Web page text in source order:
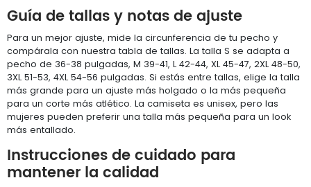
Guía de tallas y notas de ajuste
Para un mejor ajuste, mide la circunferencia de tu pecho y
compárala con nuestra tabla de tallas. La talla S se adapta a
pecho de 36-38 pulgadas, M 39-41, L 42-44, XL 45-47, 2XL 48-50,
3XL 51-53, 4XL 54-56 pulgadas. Si estás entre tallas, elige la talla
más grande para un ajuste más holgado o la más pequeña
para un corte más atlético. La camiseta es unisex, pero las
mujeres pueden preferir una talla más pequeña para un look
más entallado.
Instrucciones de cuidado para
mantener la calidad